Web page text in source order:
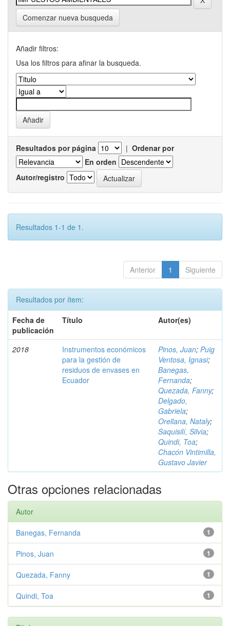
Comenzar nueva busqueda
Añadir filtros:
Usa los filtros para afinar la busqueda.
Resultados por página | Ordenar por
En orden
Autor/registro
Resultados 1-1 de 1.
Anterior 1 Siguiente
Resultados por ítem:
Fecha de
publicación
Título Autor(es)
2018
Instrumentos económicos
para la gestión de
residuos de envases en
Ecuador
Pinos, Juan; Puig
Ventosa, Ignasi;
Banegas,
Fernanda;
Quezada, Fanny;
Delgado,
Gabriela;
Orellana, Nataly;
Saquisilí, Silvia;
Quindi, Toa;
Chacón Vintimilla,
Gustavo Javier
Otras opciones relacionadas
Autor
1
Banegas, Fernanda
1
Pinos, Juan
1
Quezada, Fanny
1
Quindi, Toa